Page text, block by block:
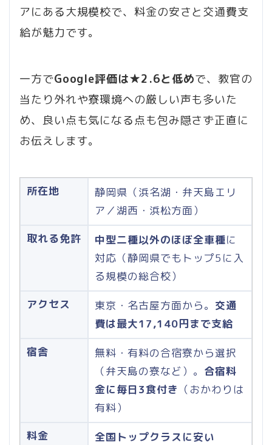
アにある大規模校で、料金の安さと交通費支
給が魅力です。
一方でGoogle評価は★2.6と低めで、教官の
当たり外れや寮環境への厳しい声も多いた
め、良い点も気になる点も包み隠さず正直に
お伝えします。
所在地
静岡県（浜名湖・弁天島エリ
ア／湖西・浜松方面）
取れる免許
中型二種以外のほぼ全車種に
対応（静岡県でもトップ5に入
る規模の総合校）
アクセス
東京・名古屋方面から。 交通
費は最大17,140円まで支給
宿舎
無料・有料の合宿寮から選択
（弁天島の寮など）。 合宿料
金に毎日3食付き （おかわりは
有料）
料金
全国トップクラスに安い